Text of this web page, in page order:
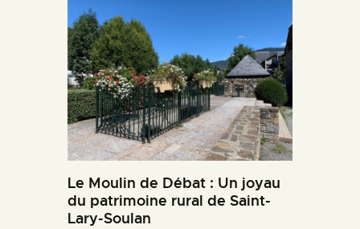
CONTACTE
PROJECTES
Le Moulin de Débat : Un joyau
du patrimoine rural de Saint-
Lary-Soulan